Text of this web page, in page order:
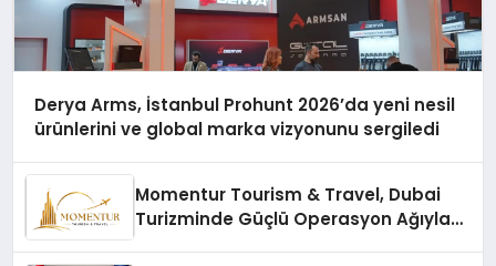
Derya Arms, İstanbul Prohunt 2026’da yeni nesil
ürünlerini ve global marka vizyonunu sergiledi
Momentur Tourism & Travel, Dubai
Turizminde Güçlü Operasyon Ağıyla